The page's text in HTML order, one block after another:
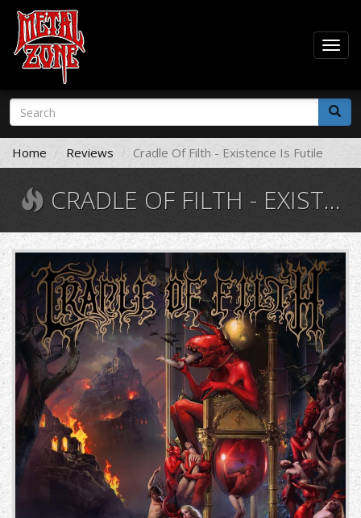
Skip
main
content
Search
form
Search
Home Reviews Cradle Of Filth - Existence Is Futile
CRADLE OF FILTH - EXISTENCE IS FUTILE
1000x1000.jpg